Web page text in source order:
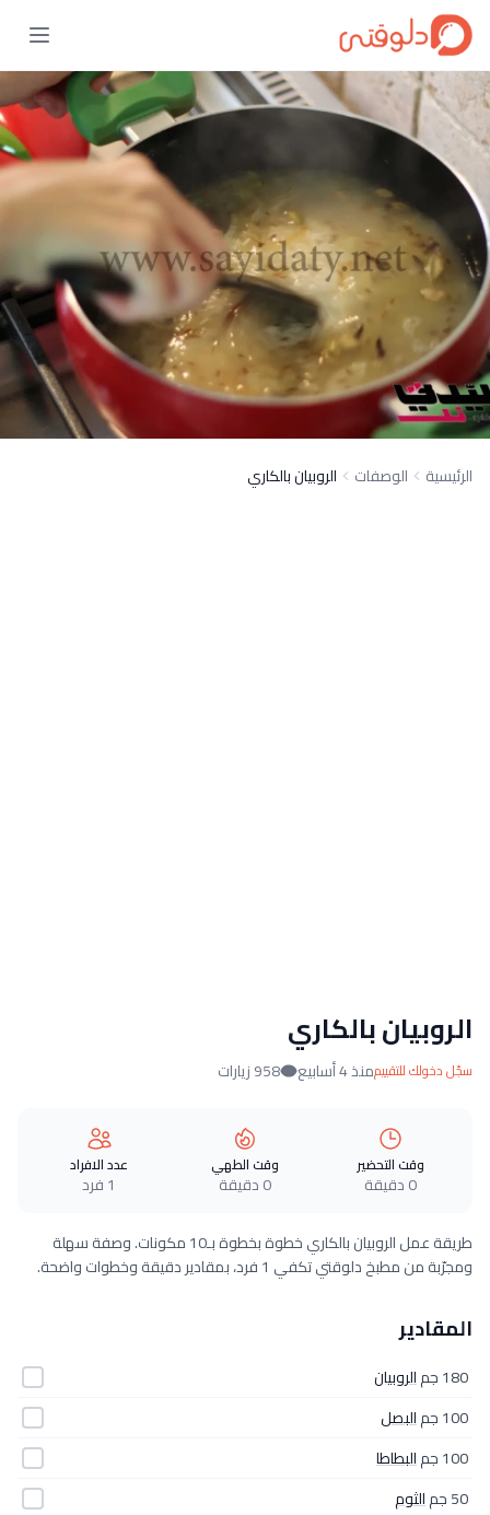
الرئيسية الوصفات الروبيان بالكاري
الروبيان بالكاري
سجّل دخولك للتقييممنذ 4 أسابيع 958 زيارات
وقت التحضير
0 دقيقة
وقت الطهي
0 دقيقة
عدد الافراد
1 فرد
طريقة عمل الروبيان بالكاري خطوة بخطوة بـ10 مكونات. وصفة سهلة
ومجرّبة من مطبخ دلوقتي تكفي 1 فرد، بمقادير دقيقة وخطوات واضحة.
المقادير
180 جم
الروبيان
100 جم
البصل
100 جم
البطاطا
50 جم
الثوم